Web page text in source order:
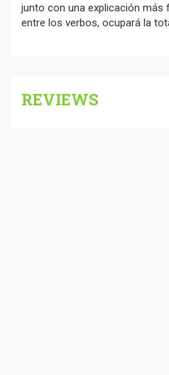
junto con una explicación más
entre los verbos, ocupará la
REVIEWS